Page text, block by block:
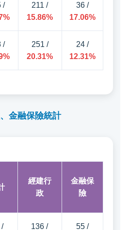
/
211 /
15.86%
36 /
17.06%
/
251 /
20.31%
24 /
12.31%
金融保險統計
經建行
政
金融保
險
136 /
55 /